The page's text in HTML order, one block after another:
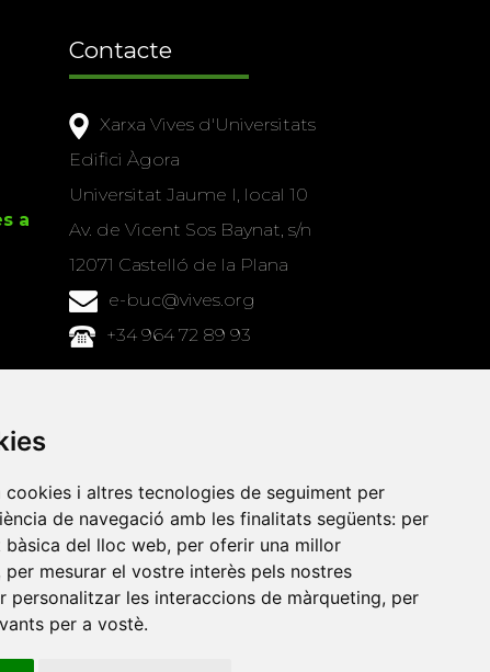
i altres tecnologies de seguiment per
de navegació amb les finalitats següents: per
del lloc web, per oferir una millor
per mesurar el vostre interès pels nostres
personalitzar les interaccions de màrqueting, per
per a vostè.
a
Contacte
Xarxa Vives d'Universitats
Edifici Àgora
Universitat Jaume I, local 10
Av. de Vicent Sos Baynat, s/n
12071 Castelló de la Plana
e-buc@vives.org
+34 964 72 89 93